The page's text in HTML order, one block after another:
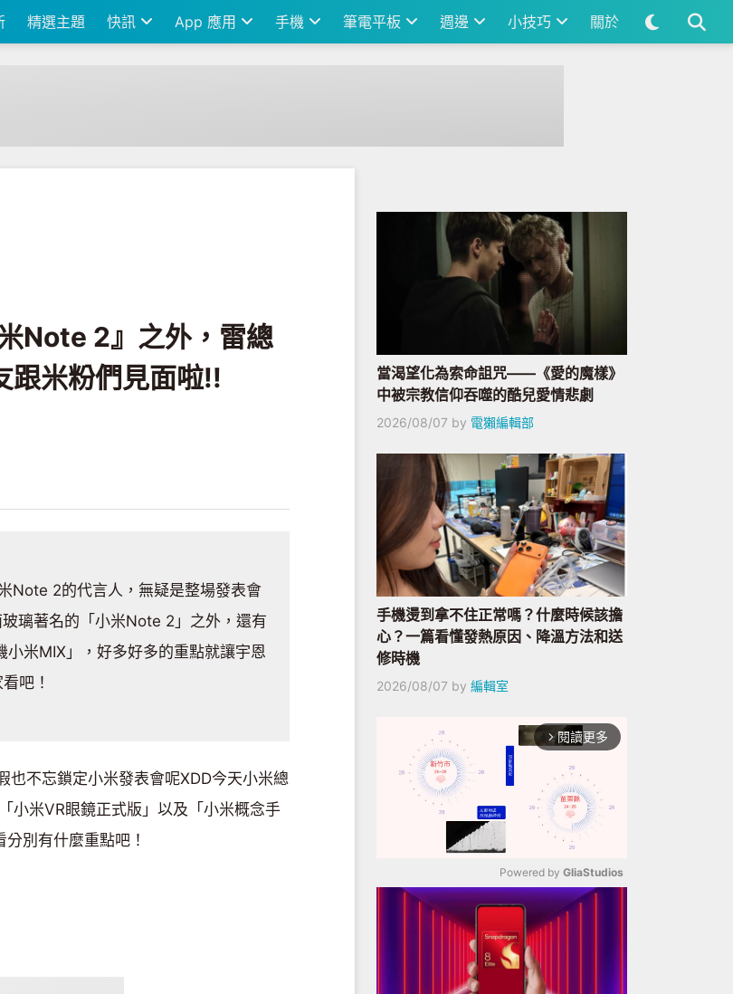
精選主題 快訊 App 應用 手機 筆電平板 週邊 小技巧 關於
了一位老朋友和新朋友跟米粉們見面啦!!
Note 2』之外，雷總
跟米粉們見面啦!!
Note 2的代言人，無疑是整場發表會
璃著名的「小米Note 2」之外，還有
小米MIX」，好多好多的重點就讓宇恩
吧！
也不忘鎖定小米發表會呢XDD今天小米總
小米VR眼鏡正式版」以及「小米概念手
別有什麼重點吧！
當渴望化為索命詛咒——《愛的魔樣》
中被宗教信仰吞噬的酷兒愛情悲劇
2026/08/07 by 電獺編輯部
手機燙到拿不住正常嗎？什麼時候該擔
心？一篇看懂發熱原因、降溫方法和送
修時機
2026/08/07 by 編輯室
arrow_forward_ios 閱讀更多
Mute
Powered by GliaStudios